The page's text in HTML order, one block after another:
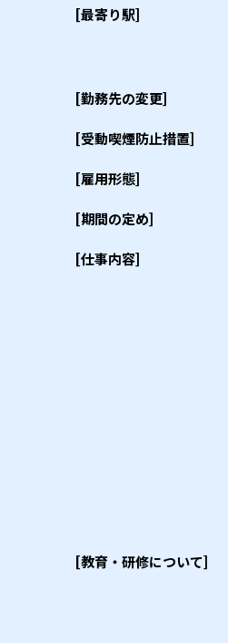
[最寄り駅]
[勤務先の変更]
[受動喫煙防止措置]
[雇用形態]
[期間の定め]
[仕事内容]
[教育・研修について]